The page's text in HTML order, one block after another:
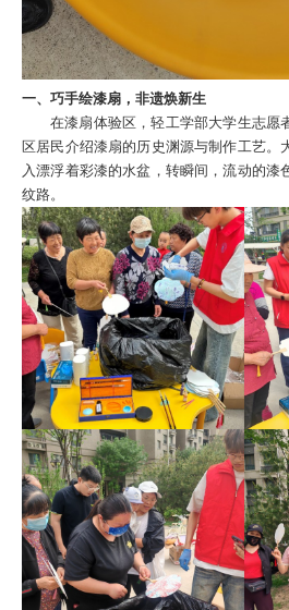
一、巧手绘漆扇，非遗焕新生
在漆扇体验区，轻工学部大学生志愿
区居民介绍漆扇的历史渊源与制作工艺。
入漂浮着彩漆的水盆，转瞬间，流动的漆
纹路。